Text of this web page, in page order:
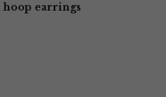
earrings